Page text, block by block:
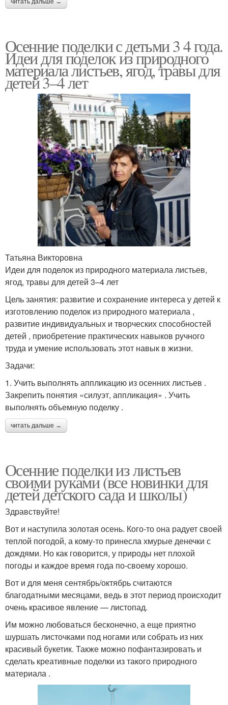
читать дальше →
Осенние поделки с детьми 3 4 года.
Идеи для поделок из природного
материала листьев, ягод, травы для
детей 3–4 лет
Татьяна Викторовна
Идеи для поделок из природного материала листьев,
ягод, травы для детей 3–4 лет
Цель занятия: развитие и сохранение интереса у детей к
изготовлению поделок из природного материала ,
развитие индивидуальных и творческих способностей
детей , приобретение практических навыков ручного
труда и умение использовать этот навык в жизни.
Задачи:
1. Учить выполнять аппликацию из осенних листьев .
Закрепить понятия «силуэт, аппликация» . Учить
выполнять объемную поделку .
читать дальше →
Осенние поделки из листьев
своими руками (все новинки для
детей детского сада и школы)
Здравствуйте!
Вот и наступила золотая осень. Кого-то она радует своей
теплой погодой, а кому-то принесла хмурые денечки с
дождями. Но как говорится, у природы нет плохой
погоды и каждое время года по-своему хорошо.
Вот и для меня сентябрь/октябрь считаются
благодатными месяцами, ведь в этот период происходит
очень красивое явление — листопад.
Им можно любоваться бесконечно, а еще приятно
шуршать листочками под ногами или собрать из них
красивый букетик. Также можно пофантазировать и
сделать креативные поделки из такого природного
материала .